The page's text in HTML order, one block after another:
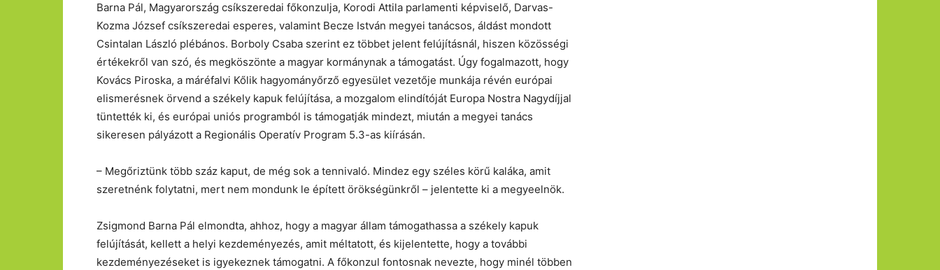
Barna Pál, Magyarország csíkszeredai főkonzulja, Korodi Attila parlamenti képviselő, Darvas-
Kozma József csíkszeredai esperes, valamint Becze István megyei tanácsos, áldást mondott
Csintalan László plébános. Borboly Csaba szerint ez többet jelent felújításnál, hiszen közösségi
értékekről van szó, és megköszönte a magyar kormánynak a támogatást. Úgy fogalmazott, hogy
Kovács Piroska, a máréfalvi Kőlik hagyományőrző egyesület vezetője munkája révén európai
elismerésnek örvend a székely kapuk felújítása, a mozgalom elindítóját Europa Nostra Nagydíjjal
tüntették ki, és európai uniós programból is támogatják mindezt, miután a megyei tanács
sikeresen pályázott a Regionális Operatív Program 5.3-as kiírásán.
– Megőriztünk több száz kaput, de még sok a tennivaló. Mindez egy széles körű kaláka, amit
szeretnénk folytatni, mert nem mondunk le épített örökségünkről – jelentette ki a megyeelnök.
Zsigmond Barna Pál elmondta, ahhoz, hogy a magyar állam támogathassa a székely kapuk
felújítását, kellett a helyi kezdeményezés, amit méltatott, és kijelentette, hogy a további
kezdeményezéseket is igyekeznek támogatni. A főkonzul fontosnak nevezte, hogy minél többen